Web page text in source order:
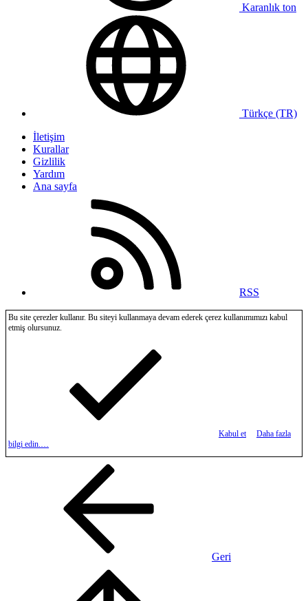
Karanlık ton
Türkçe (TR)
İletişim
Kurallar
Gizlilik
Yardım
Ana sayfa
RSS
Bu site çerezler kullanır. Bu siteyi kullanmaya devam ederek çerez kullanımımızı kabul
etmiş olursunuz.
Kabul et
Daha fazla
bilgi edin.…
Geri